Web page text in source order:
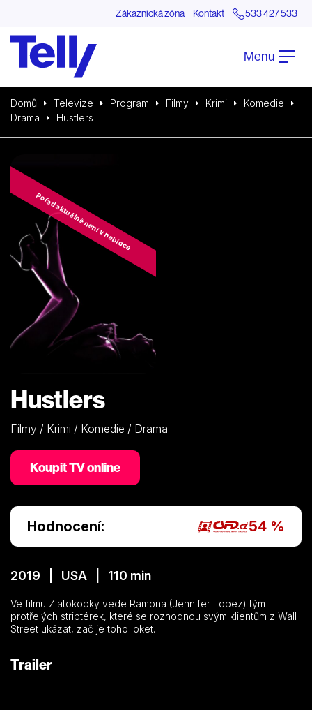
Zákaznická zóna Kontakt 533 427 533
Menu
Domů Televize Program Filmy Krimi
Komedie
Drama
Hustlers
Pořad aktuálně není v nabídce
Hustlers
Filmy / Krimi / Komedie / Drama
Koupit TV online
Hodnocení: 54 %
2019 | USA | 110 min
Ve filmu Zlatokopky vede Ramona (Jennifer Lopez) tým
protřelých striptérek, které se rozhodnou svým klientům z Wall
Street ukázat, zač je toho loket.
Trailer